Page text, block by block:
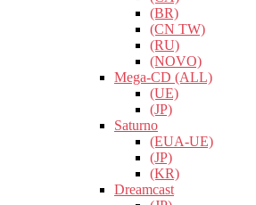
(BR)
(CN TW)
(RU)
(NOVO)
Mega-CD (ALL)
(UE)
(JP)
Saturno
(EUA-UE)
(JP)
(KR)
Dreamcast